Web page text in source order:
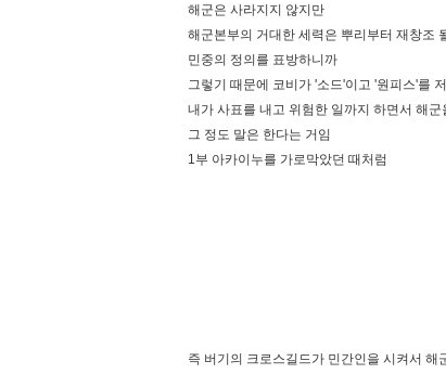
해군은 사라지지 않지만
해군본부의 거대한 세력은 뿌리부터 재창조
민중의 정의를 표방하니까
그렇기 때문에 코비가 '소드'이고 '원피스'를
내가 사표를 내고 위험한 일까지 하면서 해군
그 정도 말은 한다는 거임
1부 아카이누를 가로막았던 때처럼
즉 버기의 크로스길드가 민간인을 시켜서